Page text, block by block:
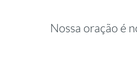
Nossa oração é